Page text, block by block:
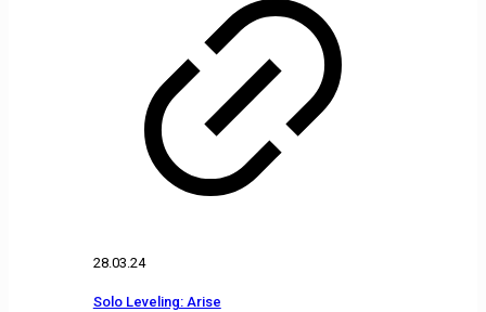
28.03.24
Solo Leveling: Arise